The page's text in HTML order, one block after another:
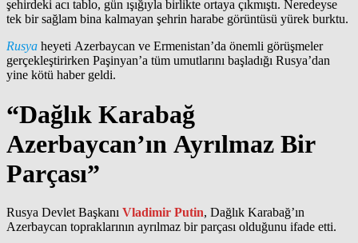
şehirdeki acı tablo, gün ışığıyla birlikte ortaya çıkmıştı. Neredeyse
tek bir sağlam bina kalmayan şehrin harabe görüntüsü yürek burktu.
Rusya heyeti Azerbaycan ve Ermenistan’da önemli görüşmeler
gerçekleştirirken Paşinyan’a tüm umutlarını başladığı Rusya’dan
yine kötü haber geldi.
“Dağlık Karabağ
Azerbaycan’ın Ayrılmaz Bir
Parçası”
Rusya Devlet Başkanı Vladimir Putin, Dağlık Karabağ’ın
Azerbaycan topraklarının ayrılmaz bir parçası olduğunu ifade etti.